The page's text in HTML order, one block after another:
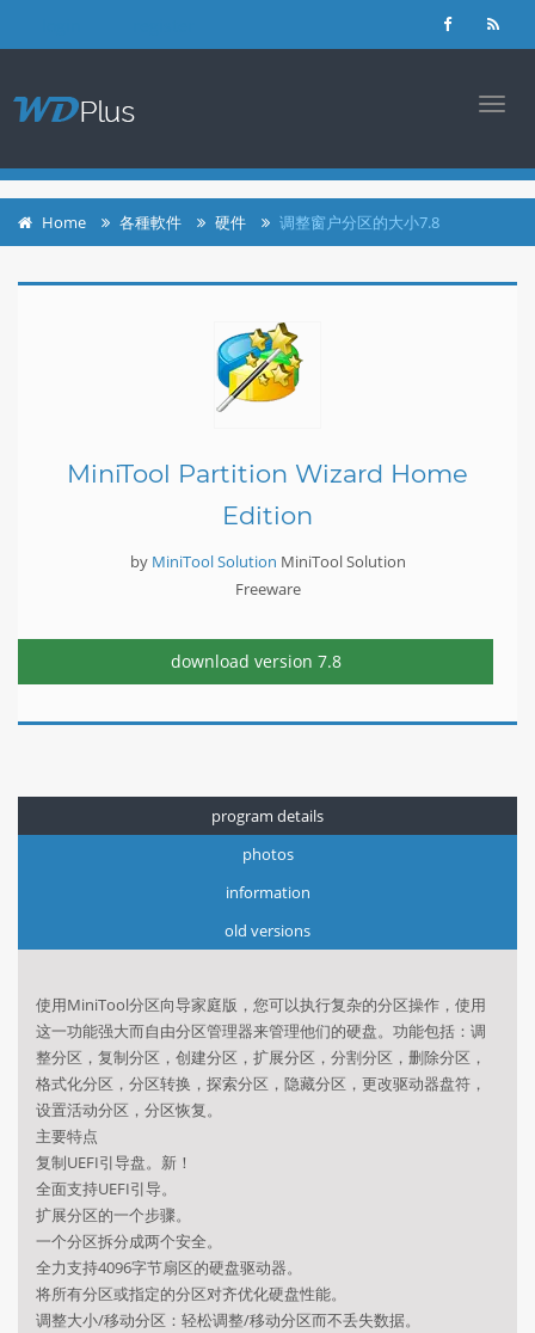
Home 各種軟件 硬件 调整窗户分区的大小7.8
MiniTool Partition Wizard Home
Edition
by MiniTool Solution MiniTool Solution
Freeware
download version 7.8
program details
photos
information
old versions
使用MiniTool分区向导家庭版，您可以执行复杂的分区操作，使用
这一功能强大而自由分区管理器来管理他们的硬盘。功能包括：调
整分区，复制分区，创建分区，扩展分区，分割分区，删除分区，
格式化分区，分区转换，探索分区，隐藏分区，更改驱动器盘符，
设置活动分区，分区恢复。
主要特点
复制UEFI引导盘。新！
全面支持UEFI引导。
扩展分区的一个步骤。
一个分区拆分成两个安全。
全力支持4096字节扇区的硬盘驱动器。
将所有分区或指定的分区对齐优化硬盘性能。
调整大小/移动分区：轻松调整/移动分区而不丢失数据。